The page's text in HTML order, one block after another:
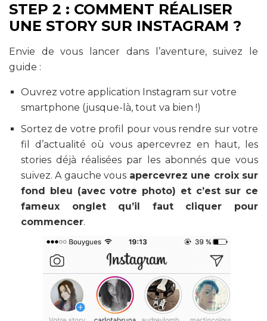
STEP 2 : COMMENT RÉALISER
UNE STORY SUR INSTAGRAM ?
Envie de vous lancer dans l’aventure, suivez le
guide :
Ouvrez votre application Instagram sur votre
smartphone (jusque-là, tout va bien !)
Sortez de votre profil pour vous rendre sur votre
fil d’actualité où vous apercevrez en haut, les
stories déjà réalisées par les abonnés que vous
suivez. A gauche vous apercevrez une croix sur
fond bleu (avec votre photo) et c’est sur ce
fameux onglet qu’il faut cliquer pour
commencer.